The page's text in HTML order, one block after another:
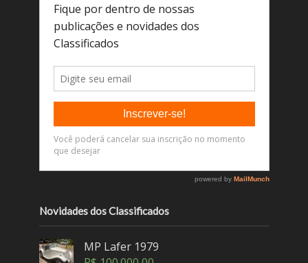
Novidades dos Classificados
MP Lafer 1979